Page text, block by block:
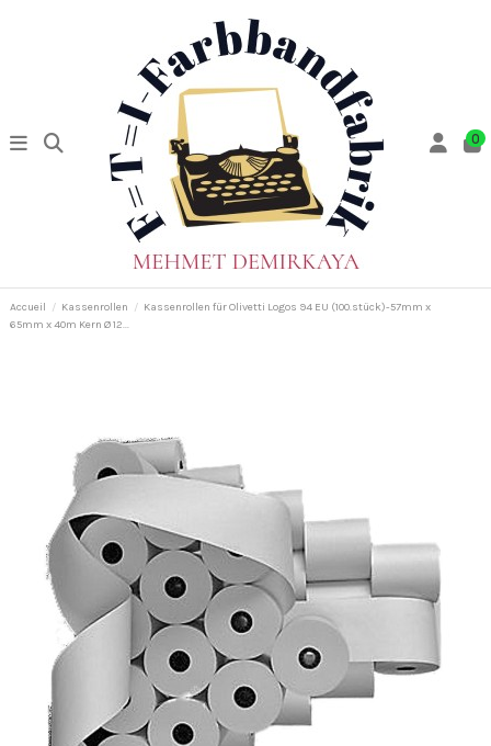
0
Accueil Kassenrollen
Kassenrollen für Olivetti Logos 94 EU (100.stück)-57mm x
65mm x 40m Kern Ø 12...